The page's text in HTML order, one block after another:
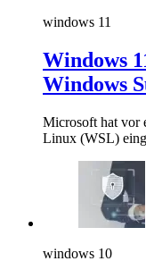
windows 11
Windows
Windows
Microsoft hat vor
Linux (WSL)
windows 10